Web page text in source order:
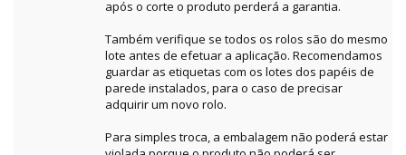
após o corte o produto perderá a garantia.
Também verifique se todos os rolos são do mesmo
lote antes de efetuar a aplicação. Recomendamos
guardar as etiquetas com os lotes dos papéis de
parede instalados, para o caso de precisar
adquirir um novo rolo.
Para simples troca, a embalagem não poderá estar